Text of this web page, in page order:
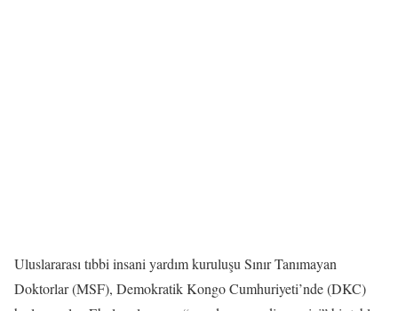
Uluslararası tıbbi insani yardım kuruluşu Sınır Tanımayan
Doktorlar (MSF), Demokratik Kongo Cumhuriyeti’nde (DKC)